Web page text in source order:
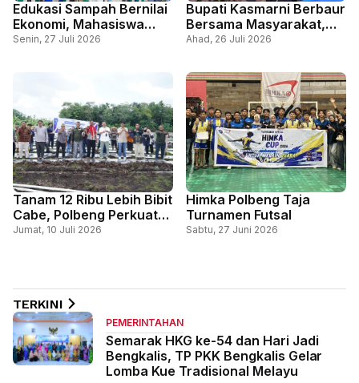
Edukasi Sampah Bernilai
Ekonomi, Mahasiswa
Kukerta UNRI Sulap
Senin, 27 Juli 2026
Bupati Kasmarni Berbaur
Bersama Masyarakat,
Senam dan Cek
Hari Jadi ke-514
Bengkalis
Ahad, 26 Juli 2026
Tanam 12 Ribu Lebih Bibit
Cabe, Polbeng Perkuat
Ketahanan Pangan Desa
Jumat, 10 Juli 2026
Himka Polbeng Taja
Turnamen Futsal
Sabtu, 27 Juni 2026
TERKINI
PEMERINTAHAN
Semarak HKG ke-54 dan Hari Jadi
Bengkalis, TP PKK Bengkalis Gelar
Lomba Kue Tradisional Melayu